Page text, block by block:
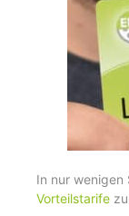
In nur wenigen
Vorteilstarife